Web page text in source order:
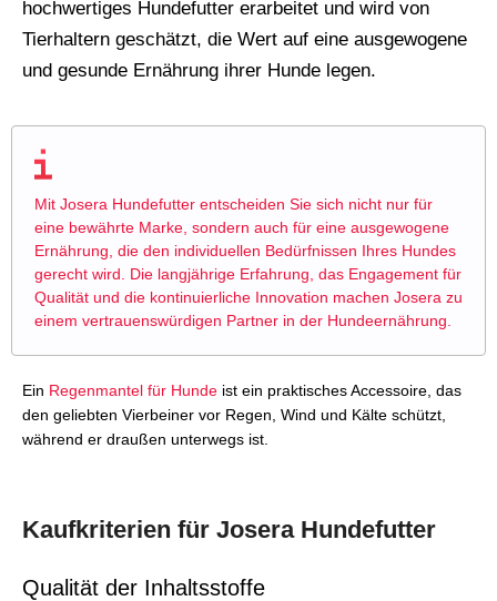
hochwertiges Hundefutter erarbeitet und wird von
Tierhaltern geschätzt, die Wert auf eine ausgewogene
und gesunde Ernährung ihrer Hunde legen.
Mit Josera Hundefutter entscheiden Sie sich nicht nur für
eine bewährte Marke, sondern auch für eine ausgewogene
Ernährung, die den individuellen Bedürfnissen Ihres Hundes
gerecht wird. Die langjährige Erfahrung, das Engagement für
Qualität und die kontinuierliche Innovation machen Josera zu
einem vertrauenswürdigen Partner in der Hundeernährung.
Ein Regenmantel für Hunde ist ein praktisches Accessoire, das
den geliebten Vierbeiner vor Regen, Wind und Kälte schützt,
während er draußen unterwegs ist.
Kaufkriterien für Josera Hundefutter
Qualität der Inhaltsstoffe